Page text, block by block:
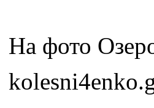
На фото